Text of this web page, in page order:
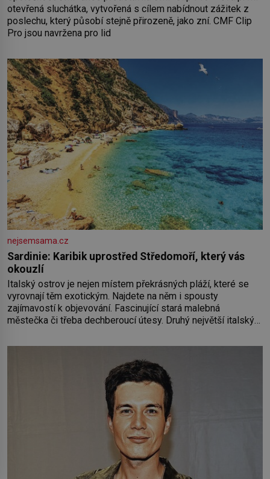
otevřená sluchátka, vytvořená s cílem nabídnout zážitek z
poslechu, který působí stejně přirozeně, jako zní. CMF Clip
Pro jsou navržena pro lid
nejsemsama.cz
Sardinie: Karibik uprostřed Středomoří, který vás
okouzlí
Italský ostrov je nejen místem překrásných pláží, které se
vyrovnají těm exotickým. Najdete na něm i spousty
zajímavostí k objevování. Fascinující stará malebná
městečka či třeba dechberoucí útesy. Druhý největší italský
ohromí nejen svými plážemi s bílým pískem jako v Karibiku,
ale i divokou krajinou, také bohatou historií i luxusem.Zjistěte,